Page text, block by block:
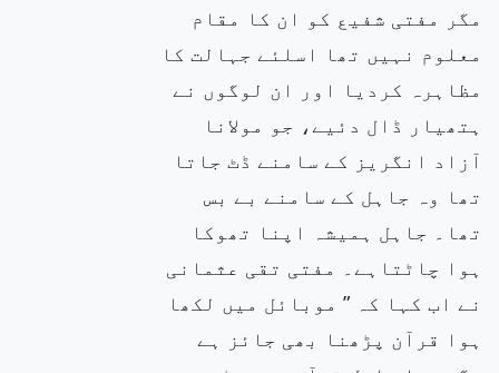
مگر مفتی شفیع کو ان کا مقام
معلوم نہیں تھا اسلئے جہالت کا
مظاہرہ کردیا اور ان لوگوں نے
ہتھیار ڈال دئیے، جو مولانا
آزاد انگریز کے سامنے ڈٹ جاتا
تھا وہ جاہل کے سامنے بے بس
تھا۔ جاہل ہمیشہ اپنا تھوکا
ہوا چاٹتاہے۔ مفتی تقی عثمانی
نے اب کہا کہ ” موبائل میں لکھا
ہوا قرآن پڑھنا بھی جائز ہے